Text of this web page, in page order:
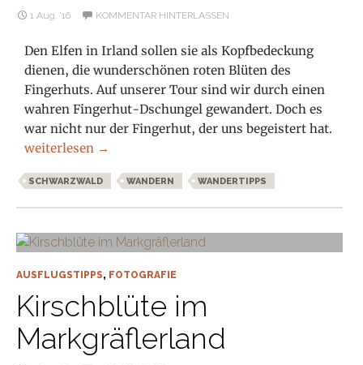
1 Aug. ’16 KOMMENTAR HINTERLASSEN
Den Elfen in Irland sollen sie als Kopfbedeckung
dienen, die wunderschönen roten Blüten des
Fingerhuts. Auf unserer Tour sind wir durch einen
wahren Fingerhut-Dschungel gewandert. Doch es
war nicht nur der Fingerhut, der uns begeistert hat.
Schwarzwald Wandertipp: Unterwegs im Fingerhut-
weiterlesen →
SCHWARZWALD WANDERN WANDERTIPPS
AUSFLUGSTIPPS, FOTOGRAFIE
Kirschblüte im
Markgräflerland